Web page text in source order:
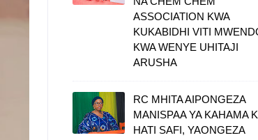
ASSOCIATION KWA
KUKABIDHI VITI
KWA WENYE UHITAJI
ARUSHA
RC MHITA AIPONGEZA
MANISPAA YA KAHAMA
HATI SAFI, YAONGEZA